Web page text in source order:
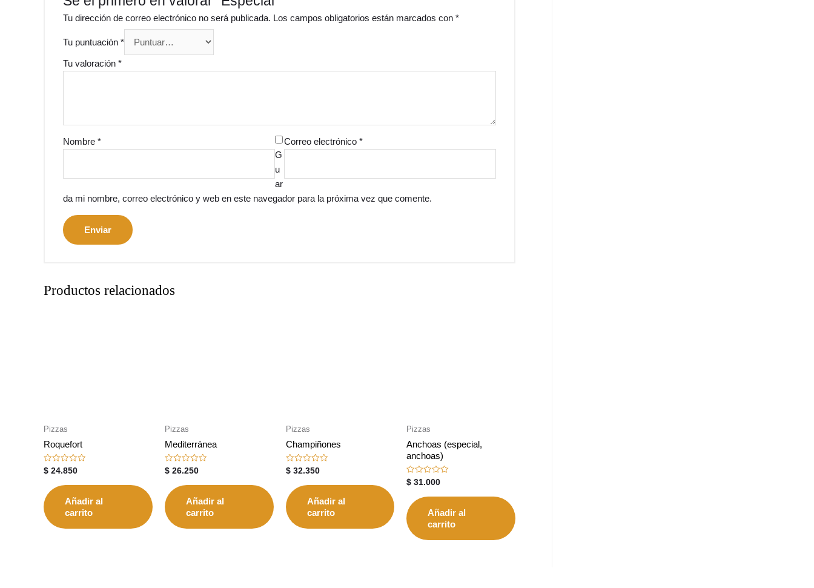
Tu dirección de correo electrónico no será publicada. Los campos obligatorios están marcados con *
Tu puntuación *
Tu valoración *
Nombre * Correo electrónico *
G
u
ar
da mi nombre, correo electrónico y web en este navegador para la próxima vez que comente.
Productos relacionados
Pizzas
Roquefort
Valorado
con
de
5
$ 24.850
Añadir al
carrito
Pizzas
Mediterránea
Valorado
con
de
5
$26.250
Añadir al
carrito
Pizzas
Champiñones
Valorado
con
de
5
$32.350
Añadir al
carrito
Pizzas
Anchoas (especial,
anchoas)
Valorado
con
de
5
$ 31.000
Añadir al
carrito